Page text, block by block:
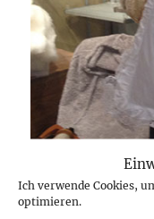
Ich verwende Cookies,
optimieren.